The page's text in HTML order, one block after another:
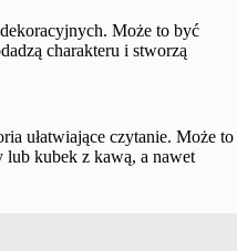
Może to być
charakteru i stworzą
ułatwiające czytanie. Może to
lub kubek z kawą, a nawet